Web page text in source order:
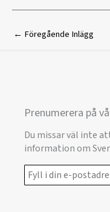
← Föregående Inlägg
Prenumerera på
Du missar väl inte
information om